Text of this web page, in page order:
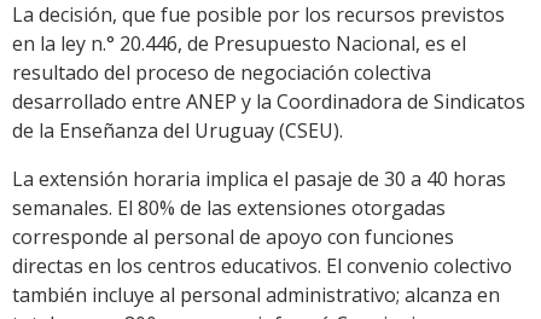
La decisión, que fue posible por los recursos previstos
en la ley n.° 20.446, de Presupuesto Nacional, es el
resultado del proceso de negociación colectiva
desarrollado entre ANEP y la Coordinadora de Sindicatos
de la Enseñanza del Uruguay (CSEU).
La extensión horaria implica el pasaje de 30 a 40 horas
semanales. El 80% de las extensiones otorgadas
corresponde al personal de apoyo con funciones
directas en los centros educativos. El convenio colectivo
también incluye al personal administrativo; alcanza en